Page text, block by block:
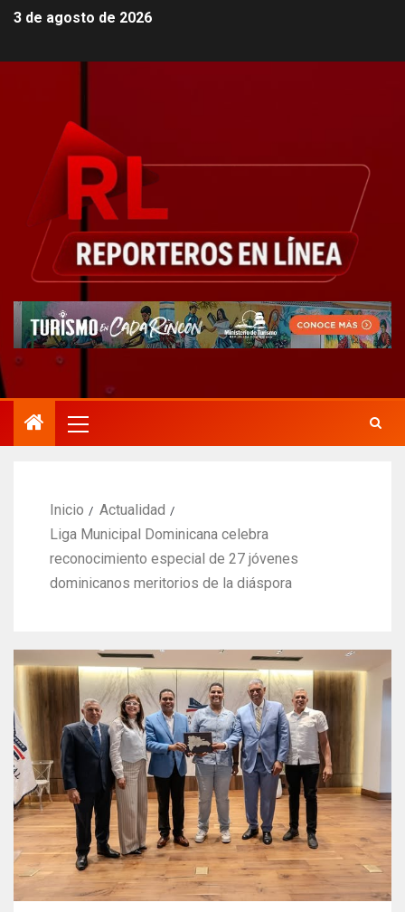
3 de agosto de 2026
Inicio
Actualidad
Liga Municipal Dominicana celebra
reconocimiento especial de 27 jóvenes
dominicanos meritorios de la diáspora